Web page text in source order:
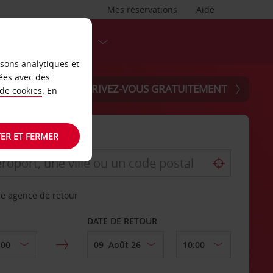
Aide
Mes réservations
INSCRIVEZ-VOUS GRATUITEMENT
agence de retour
DATE DE RETOUR
analytiques et
avec des
cookies. En
ET FERMER